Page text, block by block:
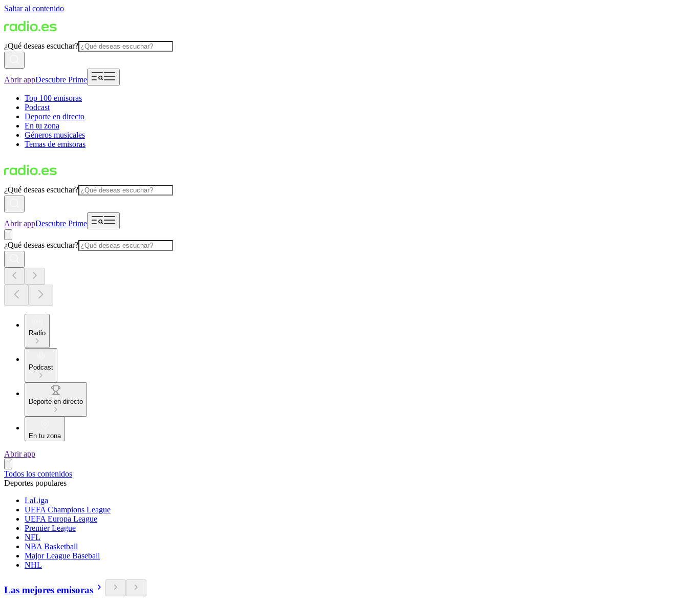
Saltar al contenido
¿Qué deseas escuchar?
Abrir appDescubre Prime
Top 100 emisoras
Podcast
Deporte en directo
En tu zona
Géneros musicales
Temas de emisoras
¿Qué deseas escuchar?
Abrir appDescubre Prime
¿Qué deseas escuchar?
Radio
Podcast
Deporte en directo
En tu zona
Abrir app
Todos los contenidos
Deportes populares
LaLiga
UEFA Champions League
UEFA Europa League
Premier League
NFL
NBA Basketball
Major League Baseball
NHL
Las mejores emisoras